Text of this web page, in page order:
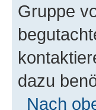
Gruppe
dazu
Nach